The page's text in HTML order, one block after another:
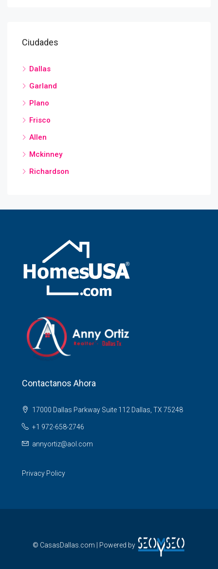
Ciudades
Dallas
Garland
Plano
Frisco
Allen
Mckinney
Richardson
Contactanos Ahora
17000 Dallas Parkway Suite 112 Dallas, TX 75248
+1 972-658-2746
annyortiz@aol.com
Privacy Policy
© CasasDallas.com | Powered by